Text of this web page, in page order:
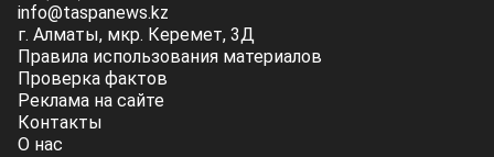
info@taspanews.kz
г. Алматы, мкр. Керемет, 3Д
Правила использования материалов
Проверка фактов
Реклама на сайте
Контакты
О нас